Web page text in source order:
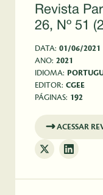
Revista
26, Nº 51
DATA: 01/06/2021
ANO: 2021
IDIOMA:
EDITOR: CGEE
PÁGINAS: 192
ACESSAR